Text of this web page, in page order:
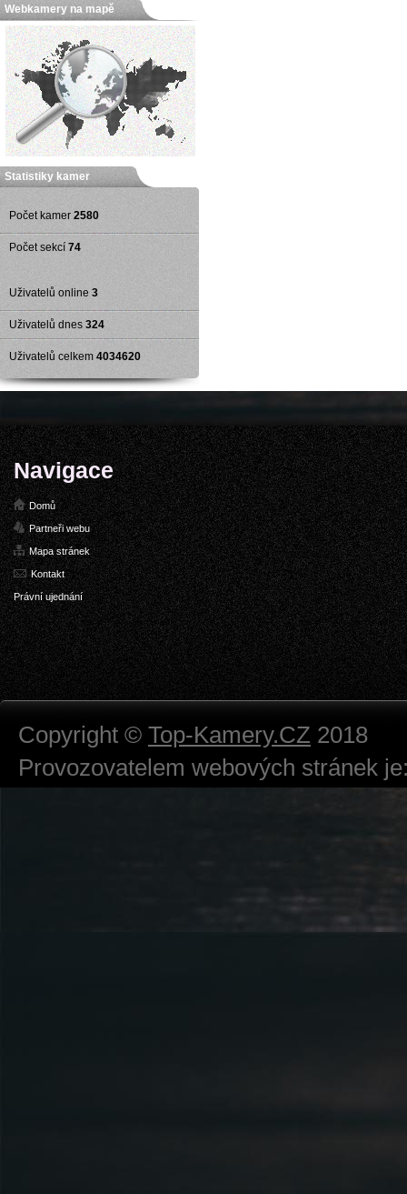
Webkamery na mapě
Statistiky kamer
Počet kamer 2580
Počet sekcí 74
Uživatelů online 3
Uživatelů dnes 324
Uživatelů celkem 4034620
Navigace
Domů
Partneři webu
Mapa stránek
Kontakt
Právní ujednání
Copyright © Top-Kamery.CZ 2018
Provozovatelem webových stránek
Právnická osoba podnikající dle
Sídlem: Zbraslavská 55/5a, Praha 5